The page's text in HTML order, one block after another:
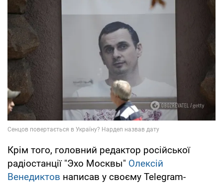
Крім того, головний редактор російської
радіостанції "Эхо Москвы" Олексій
Венедиктов написав у своєму Telegram-